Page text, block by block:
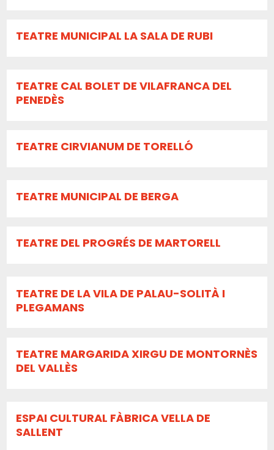
TEATRE MUNICIPAL LA SALA DE RUBI
TEATRE CAL BOLET DE VILAFRANCA DEL
PENEDÈS
TEATRE CIRVIANUM DE TORELLÓ
TEATRE MUNICIPAL DE BERGA
TEATRE DEL PROGRÉS DE MARTORELL
TEATRE DE LA VILA DE PALAU-SOLITÀ I
PLEGAMANS
TEATRE MARGARIDA XIRGU DE MONTORNÈS
DEL VALLÈS
ESPAI CULTURAL FÀBRICA VELLA DE
SALLENT